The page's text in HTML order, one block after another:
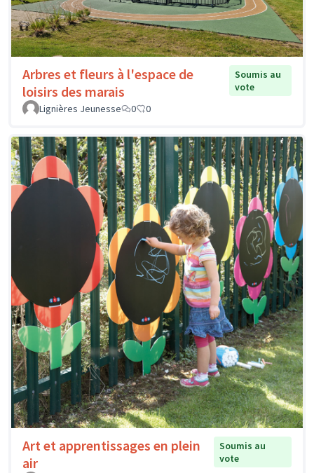
Arbres et fleurs à l'espace de
loisirs des marais
Soumis au
vote
Lignières Jeunesse
0 0
Art et apprentissages en plein
air
Soumis au
vote